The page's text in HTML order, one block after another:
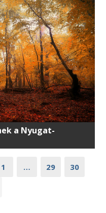
a Nyugat-
1 … 29
30